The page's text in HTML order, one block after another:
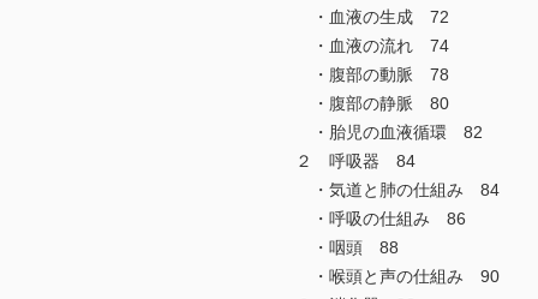
・血液の生成 72
・血液の流れ 74
・腹部の動脈 78
・腹部の静脈 80
・胎児の血液循環 82
２ 呼吸器 84
・気道と肺の仕組み 84
・呼吸の仕組み 86
・咽頭 88
・喉頭と声の仕組み 90